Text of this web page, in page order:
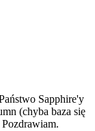
Sapphire'y
(chyba baza się
Pozdrawiam.